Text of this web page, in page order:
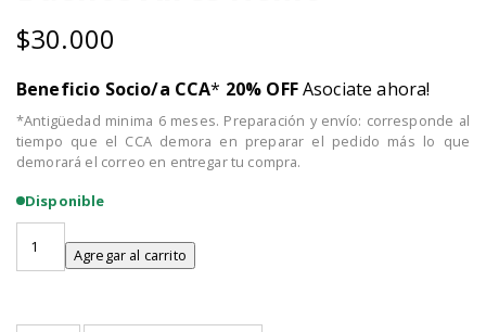
$30.000
Beneficio Socio/a CCA* 20% OFFAsociate ahora!
*Antigüedad minima 6 meses. Preparación y envío: corresponde al
tiempo que el CCA demora en preparar el pedido más lo que
demorará el correo en entregar tu compra.
Disponible
Aires
Hemo
Agregar al carrito